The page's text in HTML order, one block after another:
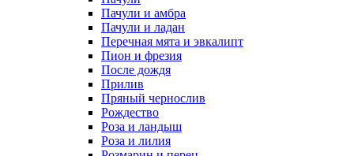
Пачули и амбра
Пачули и ладан
Перечная мята и эвкалипт
Пион и фрезия
После дождя
Прилив
Пряный чернослив
Рождество
Роза и ландыш
Роза и лилия